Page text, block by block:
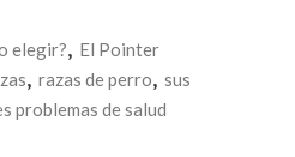
elegir?, El Pointer
, razas de perro, sus
problemas de salud